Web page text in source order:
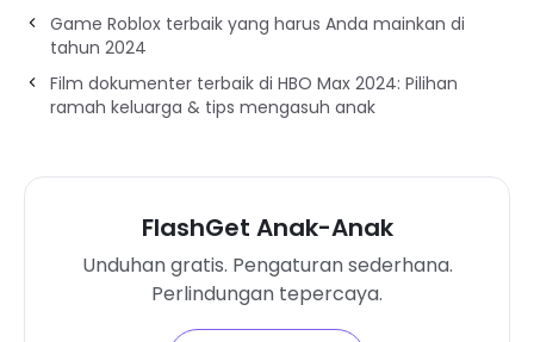
Game Roblox terbaik yang harus Anda mainkan di
tahun 2024
Film dokumenter terbaik di HBO Max 2024: Pilihan
ramah keluarga & tips mengasuh anak
FlashGet Anak-Anak
Unduhan gratis. Pengaturan sederhana.
Perlindungan tepercaya.